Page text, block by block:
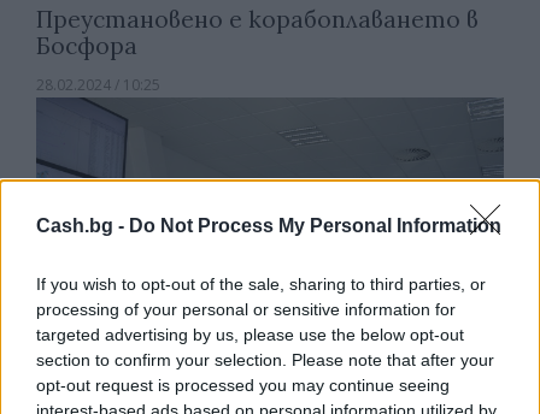
Cash.bg - Do Not Process My Personal Information
If you wish to opt-out of the sale, sharing to third parties, or
processing of your personal or sensitive information for
targeted advertising by us, please use the below opt-out
section to confirm your selection. Please note that after your
opt-out request is processed you may continue seeing
Преустановено е корабоплаването в
Босфора
28.02.2024 / 10:25